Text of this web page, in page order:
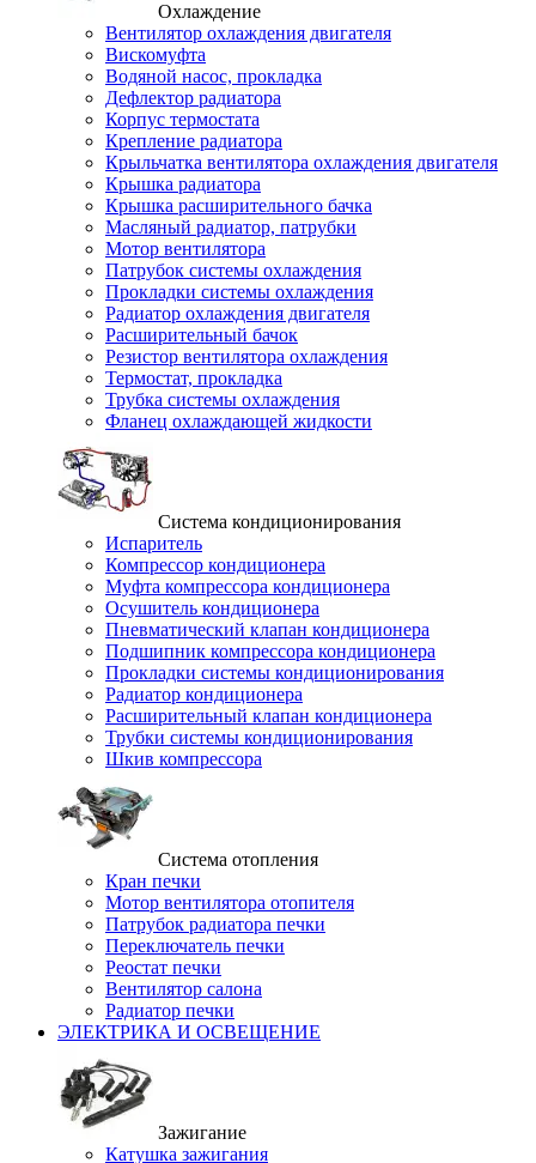
Охлаждение
Вентилятор охлаждения двигателя
Вискомуфта
Водяной насос, прокладка
Дефлектор радиатора
Корпус термостата
Крепление радиатора
Крыльчатка вентилятора охлаждения двигателя
Крышка радиатора
Крышка расширительного бачка
Масляный радиатор, патрубки
Мотор вентилятора
Патрубок системы охлаждения
Прокладки системы охлаждения
Радиатор охлаждения двигателя
Расширительный бачок
Резистор вентилятора охлаждения
Термостат, прокладка
Трубка системы охлаждения
Фланец охлаждающей жидкости
Система кондиционирования
Испаритель
Компрессор кондиционера
Муфта компрессора кондиционера
Осушитель кондиционера
Пневматический клапан кондиционера
Подшипник компрессора кондиционера
Прокладки системы кондиционирования
Радиатор кондиционера
Расширительный клапан кондиционера
Трубки системы кондиционирования
Шкив компрессора
Система отопления
Кран печки
Мотор вентилятора отопителя
Патрубок радиатора печки
Переключатель печки
Реостат печки
Вентилятор салона
Радиатор печки
ЭЛЕКТРИКА И ОСВЕЩЕНИЕ
Зажигание
Катушка зажигания